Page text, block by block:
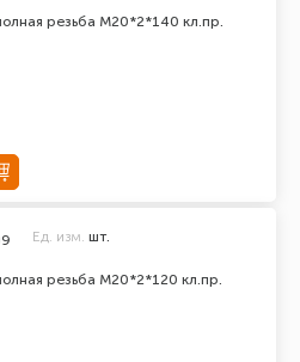
резьба M20*2*140 кл.пр.
резьба M20*2*120 кл.пр.
Ед. изм. шт.